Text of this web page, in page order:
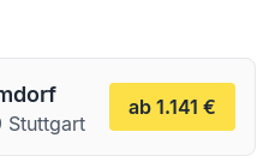
Stuttgart
ab 1.141 €